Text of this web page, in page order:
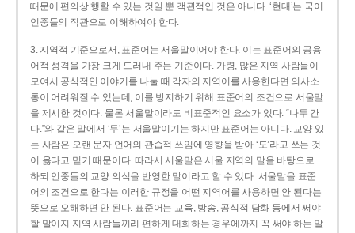
때문에 편의상 행할 수 있는 것일 뿐 객관적인 것은 아니다. ‘현대’는 국어
언중들의 직관으로 이해하여야 한다.
3. 지역적 기준으로서, 표준어는 서울말이어야 한다. 이는 표준어의 공용
어적 성격을 가장 크게 드러내 주는 기준이다. 가령, 많은 지역 사람들이
모여서 공식적인 이야기를 나눌 때 각자의 지역어를 사용한다면 의사소
통이 어려워질 수 있는데, 이를 방지하기 위해 표준어의 조건으로 서울말
을 제시한 것이다. 물론 서울말이라도 비표준적인 요소가 있다. “나두 간
다.”와 같은 말에서 ‘두’는 서울말이기는 하지만 표준어는 아니다. 교양 있
는 사람은 오랜 문자 언어의 관습적 쓰임에 영향을 받아 ‘도’라고 쓰는 것
이 옳다고 믿기 때문이다. 따라서 서울말은 서울 지역의 말을 바탕으로
하되 언중들의 교양 의식을 반영한 말이라고 할 수 있다. 서울말을 표준
어의 조건으로 한다는 이러한 규정을 어떤 지역어를 사용하면 안 된다는
뜻으로 오해하면 안 된다. 표준어는 교육, 방송, 공식적 담화 등에서 써야
할 말이지 지역 사람들끼리 편하게 대화하는 경우에까지 꼭 써야 하는 말